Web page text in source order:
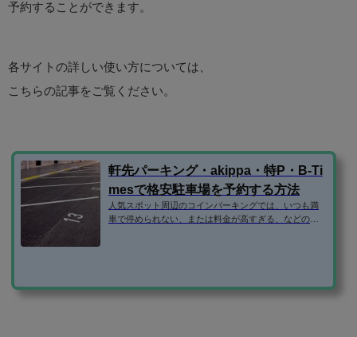
予約することができます。
各サイトの詳しい使い方については、
こちらの記事をご覧ください。
軒先パーキング・akippa・特P・B-Ti
mesで格安駐車場を予約する方法
人気スポット周辺のコインパーキングでは、いつも満
車で停められない、または料金が高すぎる、などの問
方を紹介します！ 登録方法 格安駐車場予約サイトで